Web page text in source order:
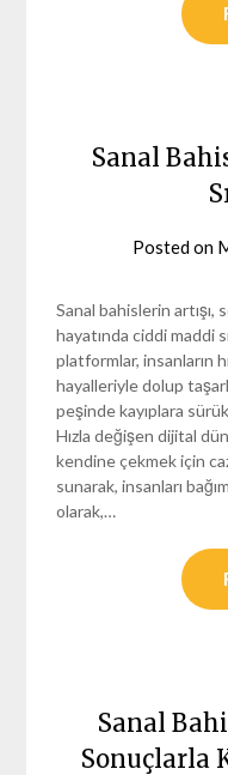
Sanal
Posted on
Sanal bahislerin artışı,
hayatında ciddi maddi
platformlar, insanların
hayalleriyle dolup
peşinde kayıplara
Hızla değişen dijital
kendine çekmek için
sunarak, insanları
olarak,…
Sanal
Sonuçlarla